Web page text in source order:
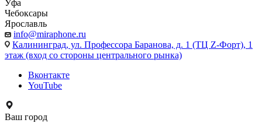
Уфа
Чебоксары
Ярославль
info@miraphone.ru
Калининград, ул. Профессора Баранова, д. 1 (ТЦ Z-Форт), 1
этаж (вход со стороны центрального рынка)
Вконтакте
YouTube
Ваш город